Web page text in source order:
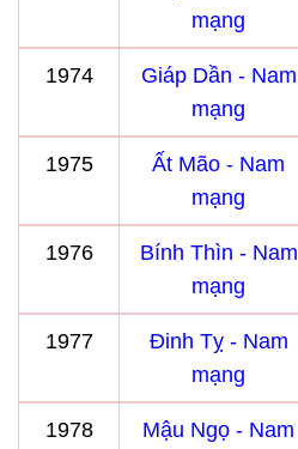
mạng
1974
Giáp Dần - Nam
mạng
1975
Ất Mão - Nam
mạng
1976
Bính Thìn - Nam
mạng
1977
Đinh Tỵ - Nam
mạng
1978
Mậu Ngọ - Nam